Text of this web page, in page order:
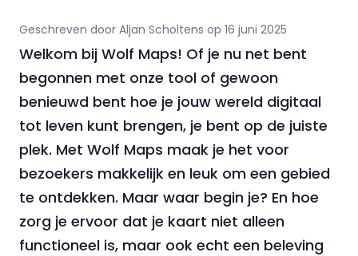
Geschreven door Aljan Scholtens op 16 juni 2025
Welkom bij Wolf Maps! Of je nu net bent
begonnen met onze tool of gewoon
benieuwd bent hoe je jouw wereld digitaal
tot leven kunt brengen, je bent op de juiste
plek. Met Wolf Maps maak je het voor
bezoekers makkelijk en leuk om een gebied
te ontdekken. Maar waar begin je? En hoe
zorg je ervoor dat je kaart niet alleen
functioneel is, maar ook echt een beleving